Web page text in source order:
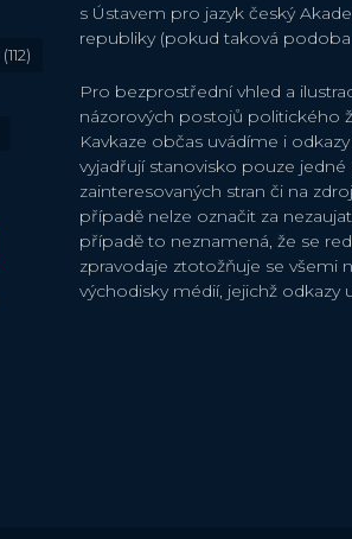
(112)
s Ústavem pro jazyk český
republiky (pokud taková podoba
Pro bezprostřední vhled a
názorových postojů politického
Kavkaze občas uvádíme i
vyjadřují stanovisko pouze jedné
zainteresovaných stran či na
případě nelze označit za
případě to neznamená, že se
zpravodaje ztotožňuje se všemi
východisky médií, jejichž odkazy